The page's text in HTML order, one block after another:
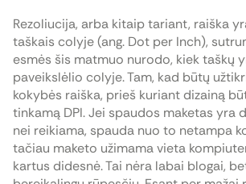
Rezoliucija, arba kitaip tariant, raiška
taškais colyje (ang. Dot per Inch),
esmės šis matmuo nurodo, kiek taškų
paveikslėlio colyje. Tam, kad būtų
kokybės raiška, prieš kuriant dizainą
tinkamą DPI. Jei spaudos maketas yra
nei reikiama, spauda nuo to netampa
tačiau maketo užimama vieta
kartus didesnė. Tai nėra labai blogai,